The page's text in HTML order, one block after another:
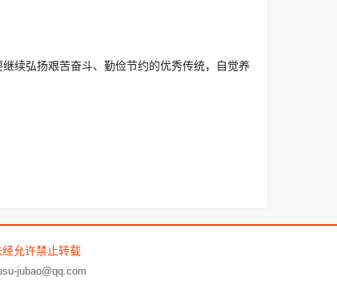
续弘扬艰苦奋斗、勤俭节约的优秀传统，自觉养
允许禁止转载
jubao@qq.com